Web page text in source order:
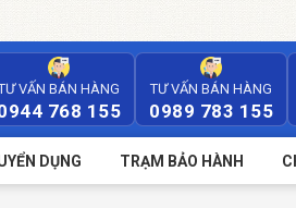
VẤN BÁN HÀNG
768 155
TƯ VẤN BÁN HÀNG
0989 783 155
DỤNG TRẠM BẢO HÀNH